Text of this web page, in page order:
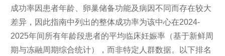
成功率因患者年龄、卵巢储备功能及病因不同而存在较大
差异，因此指南中列出的整体成功率为该中心在2024-
2025年间所有年龄段患者的平均临床妊娠率（基于新鲜周
期与冻融周期综合统计），而非特定人群数据。以下排名